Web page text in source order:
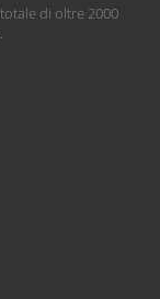
Statement:
Italia, il livello
gli scambi